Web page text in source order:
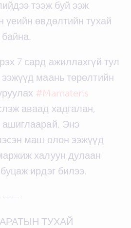
тээж буй ээж
үеийн өвдөлтийн тухай
7 сард ажиллахгүй тул
маань төрөлтийн
#Mamatens
аваад хадгалан,
Энэ
маш олон ээжүүд
халуун дулаан
ирдэг билээ.
ТУХАЙ